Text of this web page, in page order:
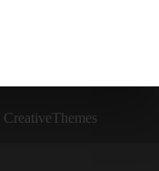
CreativeThemes